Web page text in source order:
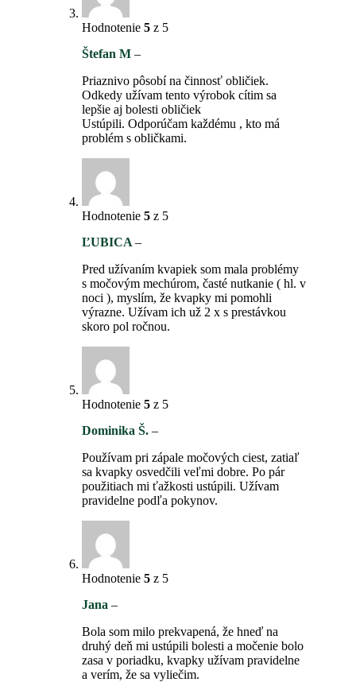
Hodnotenie 5 z 5
Štefan M –
Priaznivo pôsobí na činnosť obličiek.
Odkedy užívam tento výrobok cítim sa
lepšie aj bolesti obličiek
Ustúpili. Odporúčam každému , kto má
problém s obličkami.
Hodnotenie 5 z 5
ĽUBICA –
Pred užívaním kvapiek som mala problémy
s močovým mechúrom, časté nutkanie ( hl. v
noci ), myslím, že kvapky mi pomohli
výrazne. Užívam ich už 2 x s prestávkou
skoro pol ročnou.
Hodnotenie 5 z 5
Dominika Š. –
Používam pri zápale močových ciest, zatiaľ
sa kvapky osvedčili veľmi dobre. Po pár
použitiach mi ťažkosti ustúpili. Užívam
pravidelne podľa pokynov.
Hodnotenie 5 z 5
Jana –
Bola som milo prekvapená, že hneď na
druhý deň mi ustúpili bolesti a močenie bolo
zasa v poriadku, kvapky užívam pravidelne
a verím, že sa vyliečim.